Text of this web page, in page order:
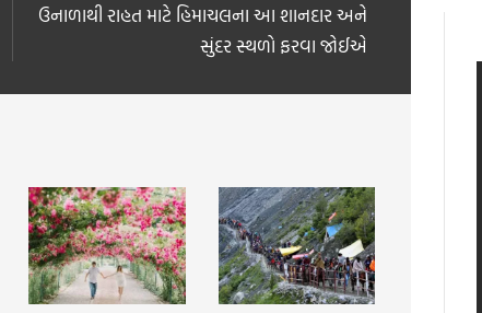
ઉનાળાથી રાહત માટે હિમાચલના આ શાનદાર અને
સુંદર સ્થળો ફરવા જોઈએ